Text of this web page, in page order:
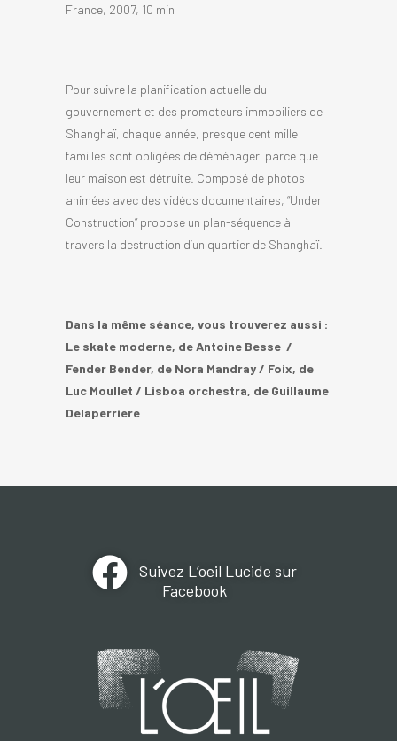
France, 2007, 10 min
Pour suivre la planification actuelle du
gouvernement et des promoteurs immobiliers de
Shanghaï, chaque année, presque cent mille
familles sont obligées de déménager parce que
leur maison est détruite. Composé de photos
animées avec des vidéos documentaires, “Under
Construction” propose un plan-séquence à
travers la destruction d’un quartier de Shanghaï.
Dans la même séance, vous trouverez aussi :
Le skate moderne, de Antoine Besse /
Fender Bender, de Nora Mandray / Foix, de
Luc Moullet / Lisboa orchestra, de Guillaume
Delaperriere
Suivez L’oeil Lucide sur
Facebook